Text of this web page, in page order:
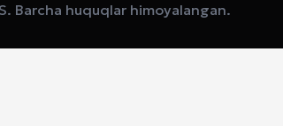
Barcha huquqlar himoyalangan.